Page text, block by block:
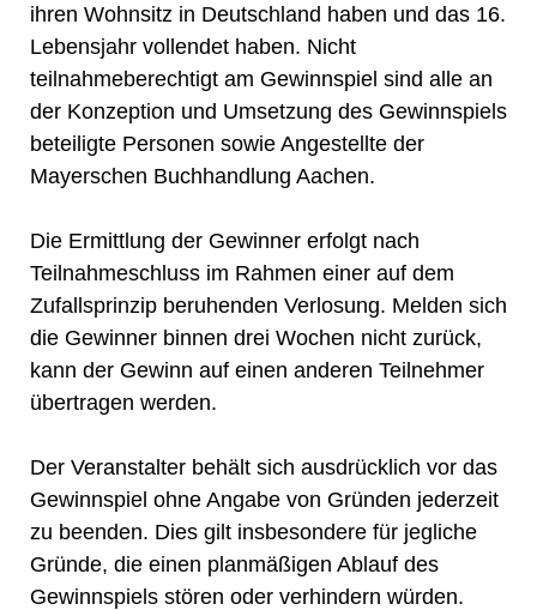
ihren Wohnsitz in Deutschland haben und das 16.
Lebensjahr vollendet haben. Nicht
teilnahmeberechtigt am Gewinnspiel sind alle an
der Konzeption und Umsetzung des Gewinnspiels
beteiligte Personen sowie Angestellte der
Mayerschen Buchhandlung Aachen.
Die Ermittlung der Gewinner erfolgt nach
Teilnahmeschluss im Rahmen einer auf dem
Zufallsprinzip beruhenden Verlosung. Melden sich
die Gewinner binnen drei Wochen nicht zurück,
kann der Gewinn auf einen anderen Teilnehmer
übertragen werden.
Der Veranstalter behält sich ausdrücklich vor das
Gewinnspiel ohne Angabe von Gründen jederzeit
zu beenden. Dies gilt insbesondere für jegliche
Gründe, die einen planmäßigen Ablauf des
Gewinnspiels stören oder verhindern würden.